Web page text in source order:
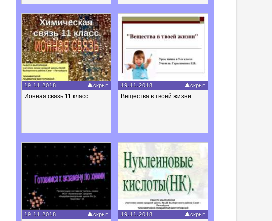
19.11.2018 скрыт
Ионная связь 11 класс
19.11.2018 скрыт
Вещества в твоей жизни
19.11.2018 скрыт 19.11.2018 скрыт